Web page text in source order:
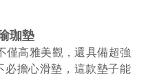
珈墊
僅高雅美觀，還具備超強
必擔心滑墊，這款墊子能